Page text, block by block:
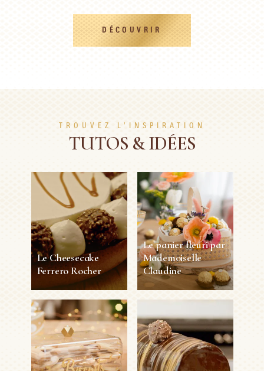
DÉCOUVRIR
TROUVEZ L'INSPIRATION
TUTOS & IDÉES
Le Cheesecake
Ferrero Rocher
Le Cheesecake
Ferrero Rocher
2h 30min 8
Personnes Moyen
Le panier fleuri par
Mademoiselle
Claudine
Mademoiselle
Claudine
30min 1 Personne Facile